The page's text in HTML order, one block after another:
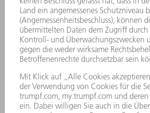
SERVICES
ANWENDUNGEN
BRANCHEN
UNTERNEHMEN
KARRIERE
STELLENANGEBOTE
VORSTAND
GESCHÄFTSBERICHT
UNTERNEHMENSGRUNDSÄTZE
COMPLIANCE